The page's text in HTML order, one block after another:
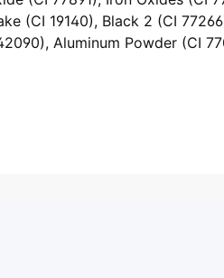
(CI 19140), Black 2 (CI
Aluminum Powder (CI